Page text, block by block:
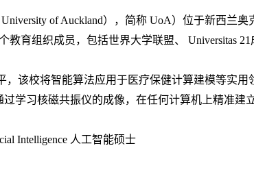
University of Auckland），简称 UoA）位于新西兰奥
教育组织成员，包括世界大学联盟、 Universitas 21
，该校将智能算法应用于医疗保健计算建模等实用
过学习核磁共振仪的成像，在任何计算机上精准建
Intelligence 人工智能硕士